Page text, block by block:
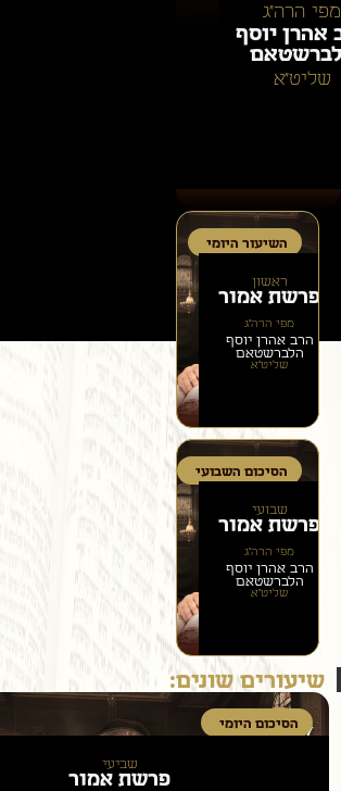
מפי הרה״ג
אהרן יוסף
שליט״א
השיעור היומי
ראשון
פרשת אמור
מפי הרה״ג
הרב אהרן יוסף
הלברשטאם
שליט״א
הסיכום השבועי
שבועי
פרשת אמור
מפי הרה״ג
הרב אהרן יוסף
הלברשטאם
שליט״א
שיעורים שונים:
הסיכום היומי
שביעי
פרשת אמור